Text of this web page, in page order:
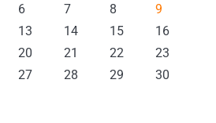
6 7 8
9
13 14 15
16
20 21 22
23
27 28 29
30